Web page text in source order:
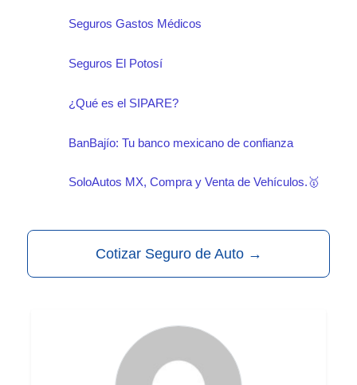
Seguros Gastos Médicos
Seguros El Potosí
¿Qué es el SIPARE?
BanBajío: Tu banco mexicano de confianza
SoloAutos MX, Compra y Venta de Vehículos.🥇
Cotizar Seguro de Auto →